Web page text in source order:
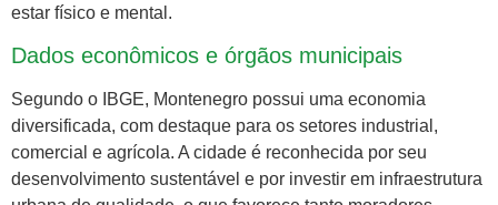
estar físico e mental.
Dados econômicos e órgãos municipais
Segundo o IBGE, Montenegro possui uma economia
diversificada, com destaque para os setores industrial,
comercial e agrícola. A cidade é reconhecida por seu
desenvolvimento sustentável e por investir em infraestrutura